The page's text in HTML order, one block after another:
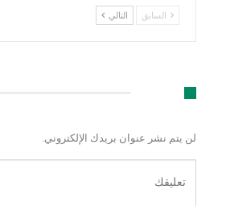
السابق التالي
لن يتم نشر عنوان بريدك الإلكتروني.